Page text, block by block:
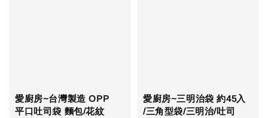
愛廚房~台灣製造 OPP
平口吐司袋 麵包/花紋
愛廚房~三明治袋 約45入
/三角型袋/三明治/吐司